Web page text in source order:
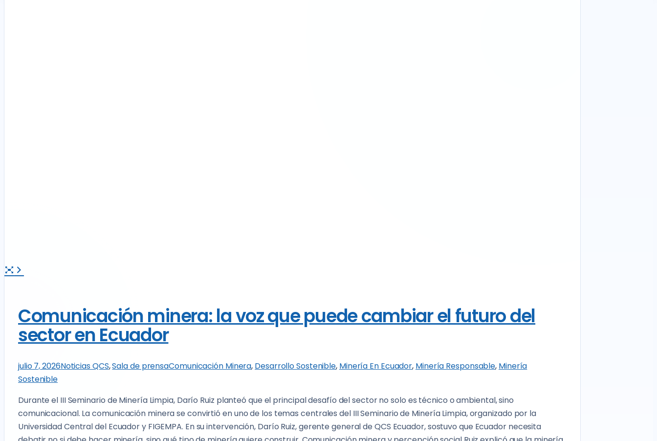
Comunicación minera: la voz que puede cambiar el futuro del
sector en Ecuador
julio 7, 2026Noticias QCS,Sala de prensaComunicación Minera, Desarrollo Sostenible, Minería En Ecuador, Minería Responsable, Minería
Sostenible
Durante el III Seminario de Minería Limpia, Darío Ruiz planteó que el principal desafío del sector no solo es técnico o ambiental, sino
comunicacional. La comunicación minera se convirtió en uno de los temas centrales del III Seminario de Minería Limpia, organizado por la
Universidad Central del Ecuador y FIGEMPA. En su intervención, Darío Ruiz, gerente general de QCS Ecuador, sostuvo que Ecuador necesita